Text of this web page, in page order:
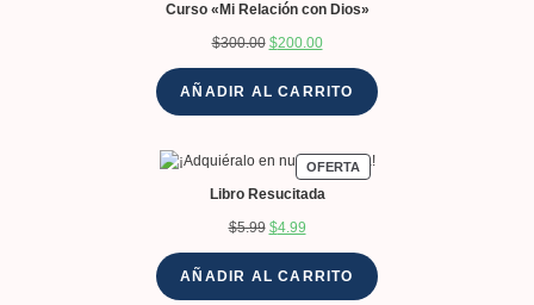
Curso «Mi Relación con Dios»
$300.00 $200.00
AÑADIR AL CARRITO
OFERTA
Libro Resucitada
$5.99 $4.99
AÑADIR AL CARRITO